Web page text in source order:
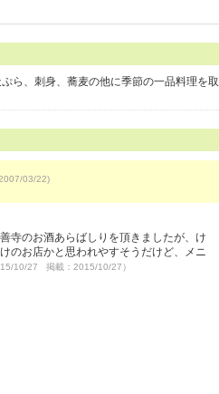
ら、刺身、蕎麦の他に季節の一品料理を取
03/22)
寺のお酒あらばしりを頂きましたが、け
のお店かと思われやすそうだけど、メニ
10/27 掲載：2015/10/27）